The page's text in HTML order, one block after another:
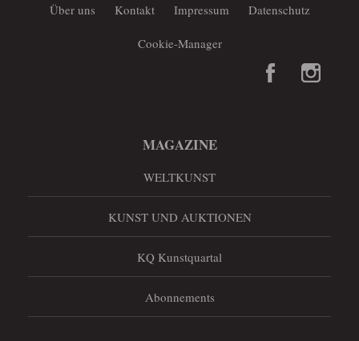
Über uns Kontakt Impressum Datenschutz
Cookie-Manager
MAGAZINE
WELTKUNST
KUNST UND AUKTIONEN
KQ Kunstquartal
Abonnements